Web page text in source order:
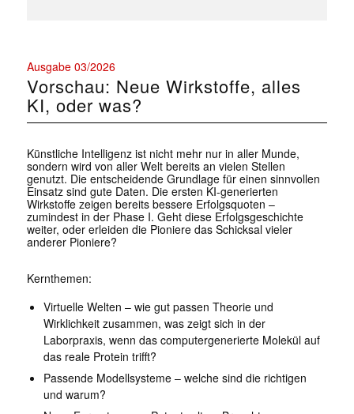
Ausgabe 03/2026
Vorschau: Neue Wirkstoffe, alles
KI, oder was?
Künstliche Intelligenz ist nicht mehr nur in aller Munde,
sondern wird von aller Welt bereits an vielen Stellen
genutzt. Die entscheidende Grundlage für einen sinnvollen
Einsatz sind gute Daten. Die ersten KI-generierten
Wirkstoffe zeigen bereits bessere Erfolgsquoten –
zumindest in der Phase I. Geht diese Erfolgsgeschichte
weiter, oder erleiden die Pioniere das Schicksal vieler
anderer Pioniere?
Kernthemen:
Virtuelle Welten – wie gut passen Theorie und
Wirklichkeit zusammen, was zeigt sich in der
Laborpraxis, wenn das computergenerierte Molekül auf
das reale Protein trifft?
Passende Modellsysteme – welche sind die richtigen
und warum?